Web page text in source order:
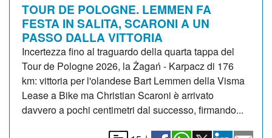
TOUR DE POLOGNE. LEMMEN FA
FESTA IN SALITA, SCARONI A UN
PASSO DALLA VITTORIA
Incertezza fino al traguardo della quarta tappa del
Tour de Pologne 2026, la Żagań - Karpacz di 176
km: vittoria per l'olandese Bart Lemmen della Visma
Lease a Bike ma Christian Scaroni è arrivato
davvero a pochi centimetri dal successo, firmando...